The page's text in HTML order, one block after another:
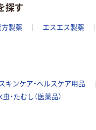
探す
方製薬 エスエス製薬
キンケア・ヘルスケア用品
虫・たむし（医薬品）